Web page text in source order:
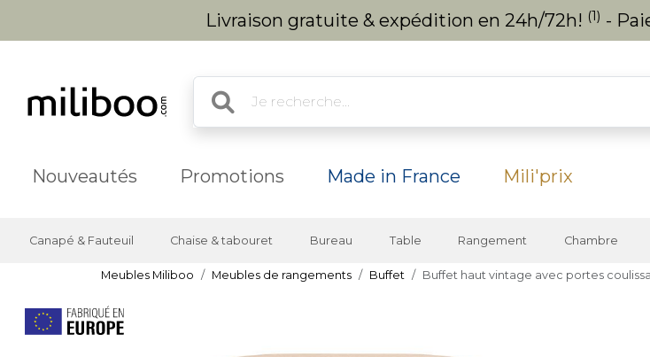
Livraison gratuite & expédition en 24h/72h! (1) -
Nouveautés Promotions Made in France Mili'prix
Canapé & Fauteuil Chaise & tabouret Bureau Table Rangement Chambre
Meubles Miliboo Meubles de rangements Buffet Buffet haut vintage avec portes